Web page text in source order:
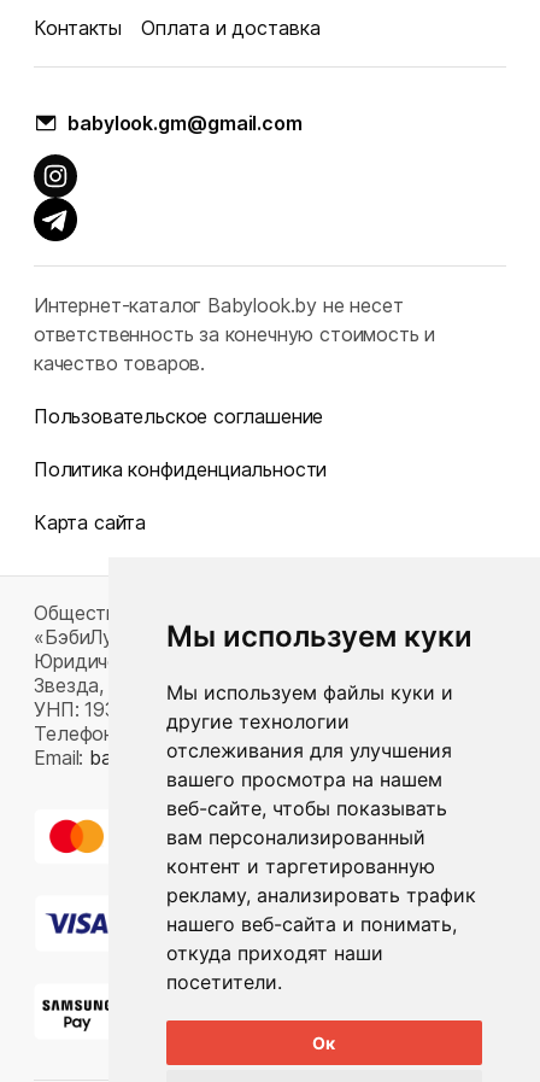
Мы используем куки
Мы используем файлы куки и
другие технологии
отслеживания для улучшения
вашего просмотра на нашем
веб-сайте, чтобы показывать
вам персонализированный
контент и таргетированную
рекламу, анализировать трафик
нашего веб-сайта и понимать,
откуда приходят наши
посетители.
Ок
Контакты
Оплата и доставка
babylook.gm@gmail.com
Интернет-каталог Babylook.by не несет
ответственность за конечную стоимость и
качество товаров.
Пользовательское соглашение
Политика конфиденциальности
Карта сайта
Общество с ограниченной ответственностью
«БэбиЛук»
Юридический адрес: 220117, г. Минск, пр-т Газеты
Звезда, д. 16, пом. 52
УНП: 193815124
Телефон:
+375 33 392 66 63
Email: babylook.gm@gmail.com .